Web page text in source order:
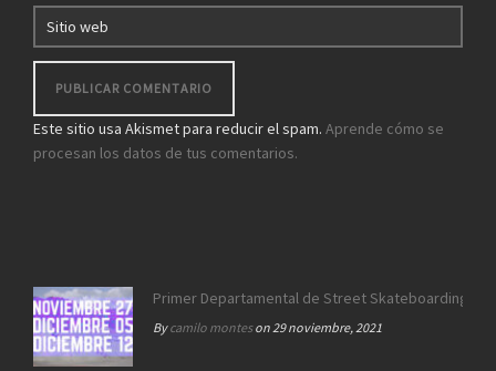
Este sitio usa Akismet para reducir el spam. Aprende cómo se
procesan los datos de tus comentarios.
Primer Departamental de Street Skateboarding de
Bycamilo monteson 29 noviembre, 2021